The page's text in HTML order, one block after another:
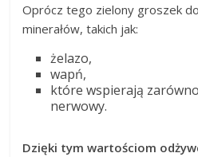
Oprócz tego zielony groszek
minerałów, takich jak:
żelazo,
wapń,
które wspierają
nerwowy.
Dzięki tym wartościom